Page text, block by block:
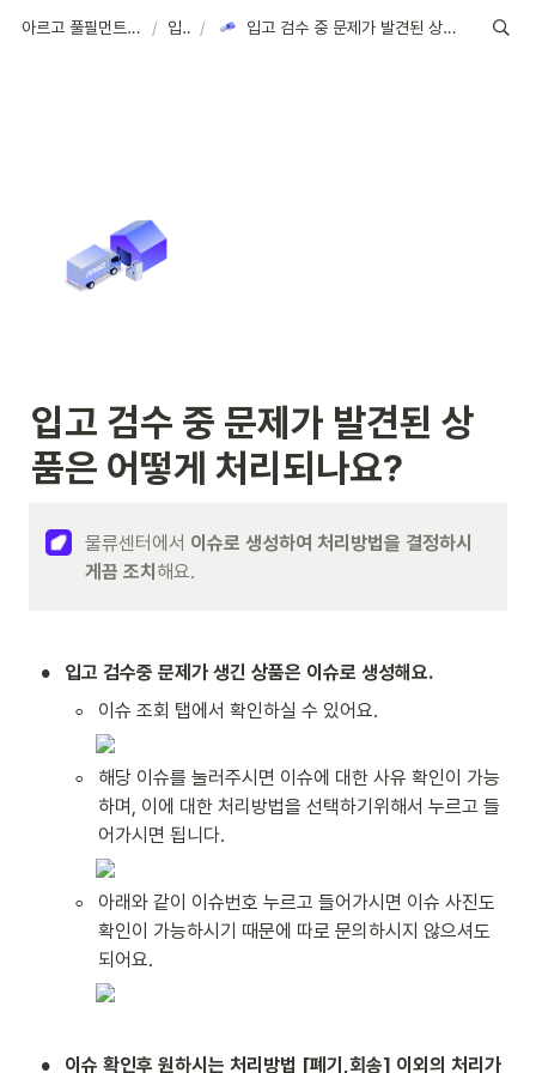
아르고 풀필먼트 가이드 / 입고 / 입고 검수 중 문제가 발견된 상품은 어떻게 처리되나요?
입고 검수 중 문제가 발견된 상
품은 어떻게 처리되나요?
물류센터에서 이슈로 생성하여 처리방법을 결정하시
게끔 조치 해요.
• 입고 검수중 문제가 생긴 상품은 이슈로 생성해요.
◦ 이슈 조회 탭에서 확인하실 수 있어요.
◦
해당 이슈를 눌러주시면 이슈에 대한 사유 확인이 가능
하며, 이에 대한 처리방법을 선택하기위해서 누르고 들
어가시면 됩니다.
◦
아래와 같이 이슈번호 누르고 들어가시면 이슈 사진도
확인이 가능하시기 때문에 따로 문의하시지 않으셔도
되어요.
• 이슈 확인후 원하시는 처리방법 [폐기,회송] 이외의 처리가